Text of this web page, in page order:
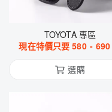
TOYOTA 專區
現在特價只要580 - 690
選購